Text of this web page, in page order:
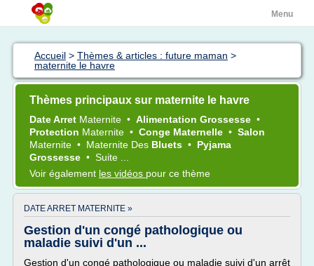
Menu
Accueil > Thèmes & articles : future maman >
maternite le havre
Thèmes principaux sur maternite le havre
Date Arret Maternite • Alimentation Grossesse •
Protection Maternite • Conge Maternelle • Salon
Maternite • Maternite Des Bluets • Pyjama
Grossesse • Suite ...
Voir également les vidéos pour ce thème
DATE ARRET MATERNITE »
Gestion d'un congé pathologique ou
maladie suivi d'un ...
Gestion d'un congé pathologique ou maladie suivi d'un arrêt